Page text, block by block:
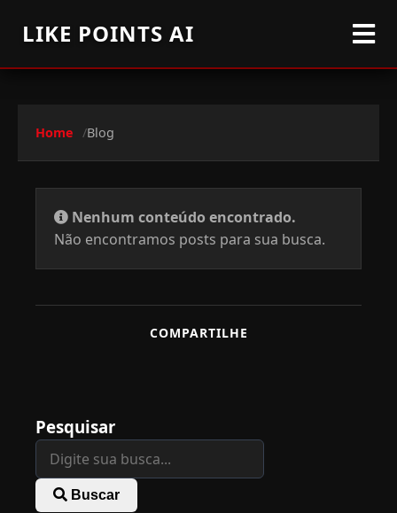
LIKE POINTS AI
Home Blog
Nenhum conteúdo encontrado.
Não encontramos posts para sua busca.
COMPARTILHE
Pesquisar
Buscar